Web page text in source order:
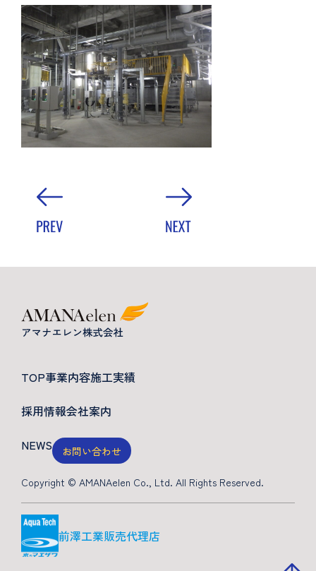
TOP事業内容施工実績
採用情報会社案内
NEWS
お問い合わせ
Copyright © AMANAelen Co., Ltd. All Rights Reserved.
前澤工業販売代理店